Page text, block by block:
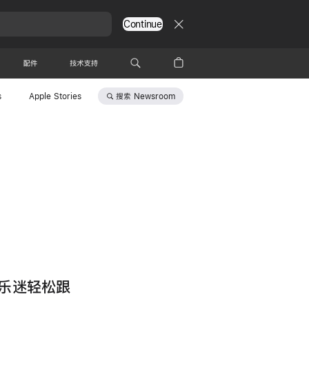
Continue
配件 技术支持
Apple Stories 搜索 Newsroom
迷轻松跟